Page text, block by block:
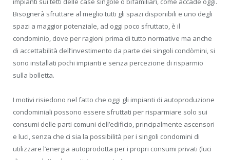
Bisognerà sfruttare al meglio tutti gli spazi disponibili e uno degli
spazi a maggior potenziale, ad oggi poco sfruttato, è il
condominio, dove per ragioni prima di tutto normative ma anche
di accettabilità dell’investimento da parte dei singoli condòmini, si
sono installati pochi impianti e senza percezione di risparmio
sulla bolletta.
I motivi risiedono nel fatto che oggi gli impianti di autoproduzione
condominiali possono essere sfruttati per risparmiare solo sui
consumi delle parti comuni dell’edificio, principalmente ascensori
e luci, senza che ci sia la possibilità per i singoli condomini di
utilizzare l’energia autoprodotta per i propri consumi privati (luci